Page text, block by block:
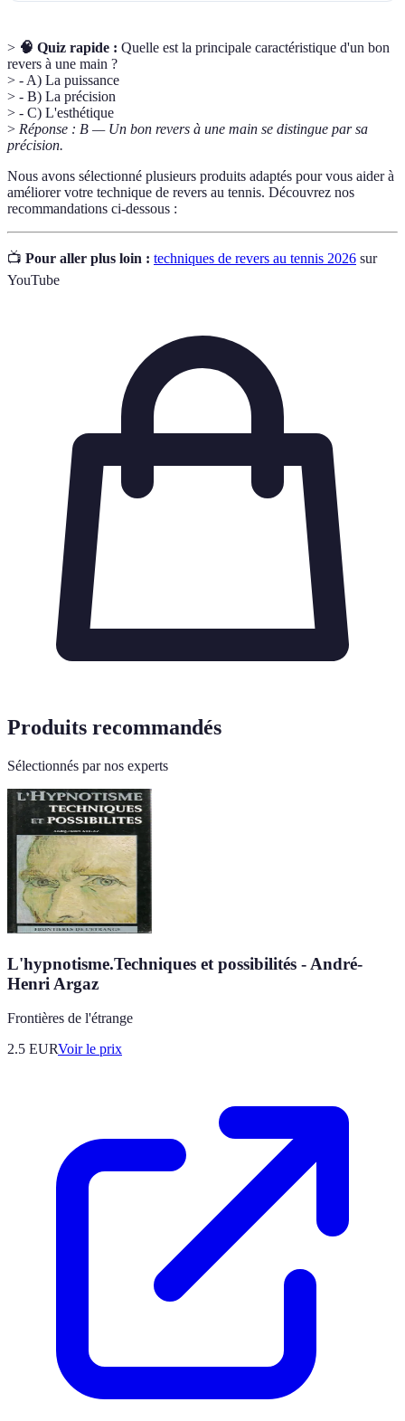
> 🧠 Quiz rapide : Quelle est la principale caractéristique d'un bon
revers à une main ?
> - A) La puissance
> - B) La précision
> - C) L'esthétique
> Réponse : B — Un bon revers à une main se distingue par sa
précision.
Nous avons sélectionné plusieurs produits adaptés pour vous aider à
améliorer votre technique de revers au tennis. Découvrez nos
recommandations ci-dessous :
📺 Pour aller plus loin : techniques de revers au tennis 2026 sur
YouTube
Produits recommandés
Sélectionnés par nos experts
L'hypnotisme.Techniques et possibilités - André-
Henri Argaz
Frontières de l'étrange
2.5 EURVoir le prix